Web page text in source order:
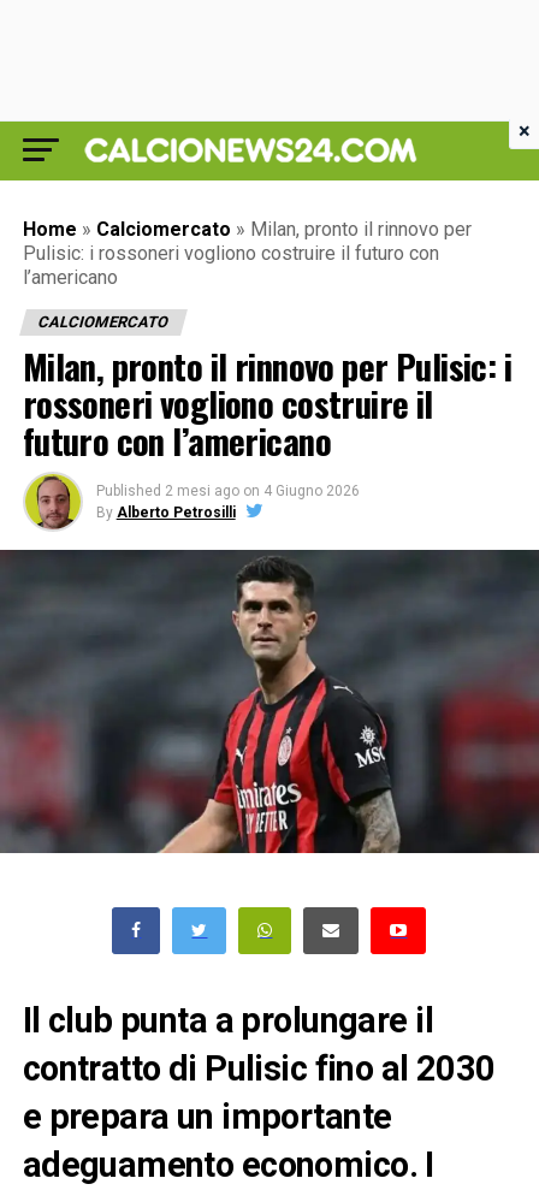
Home » Calciomercato » Milan, pronto il rinnovo per
Pulisic: i rossoneri vogliono costruire il futuro con
l’americano
CALCIOMERCATO
Milan, pronto il rinnovo per Pulisic: i
rossoneri vogliono costruire il
futuro con l’americano
Published 2 mesi ago on 4 Giugno 2026
By Alberto Petrosilli
Il club punta a prolungare il
contratto di Pulisic fino al 2030
e prepara un importante
adeguamento economico. I
×